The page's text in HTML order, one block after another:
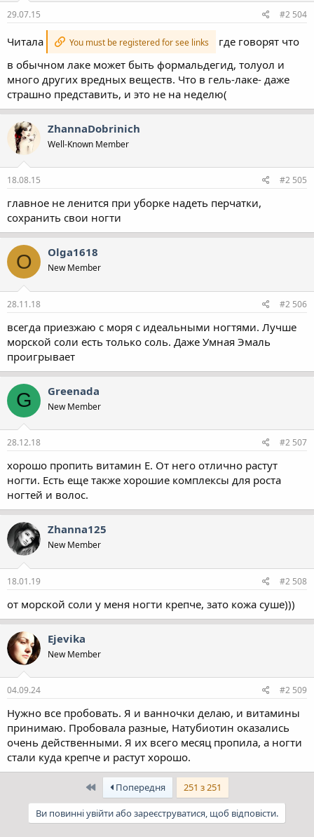
29.07.15 #2 504
Читала You must be registered for see links
где говорят что
в обычном лаке может быть формальдегид, толуол и
много других вредных веществ. Что в гель-лаке- даже
страшно представить, и это не на неделю(
ZhannaDobrinich
Well-Known Member
18.08.15 #2 505
главное не ленится при уборке надеть перчатки,
сохранить свои ногти
O Olga1618
New Member
28.11.18 #2 506
всегда приезжаю с моря с идеальными ногтями. Лучше
морской соли есть только соль. Даже Умная Эмаль
проигрывает
G Greenada
New Member
28.12.18 #2 507
хорошо пропить витамин Е. От него отлично растут
ногти. Есть еще также хорошие комплексы для роста
ногтей и волос.
Zhanna125
New Member
18.01.19 #2 508
от морской соли у меня ногти крепче, зато кожа суше)))
Ejevika
New Member
04.09.24 #2 509
Нужно все пробовать. Я и ванночки делаю, и витамины
принимаю. Пробовала разные, Натубиотин оказались
очень действенными. Я их всего месяц пропила, а ногти
стали куда крепче и растут хорошо.
ПершийПопередня 251 з 251
Ви повинні увійти або зареєструватися, щоб відповісти.